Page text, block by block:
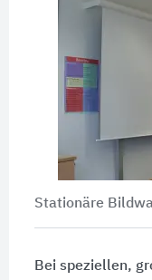
Stationäre
Bei speziellen,